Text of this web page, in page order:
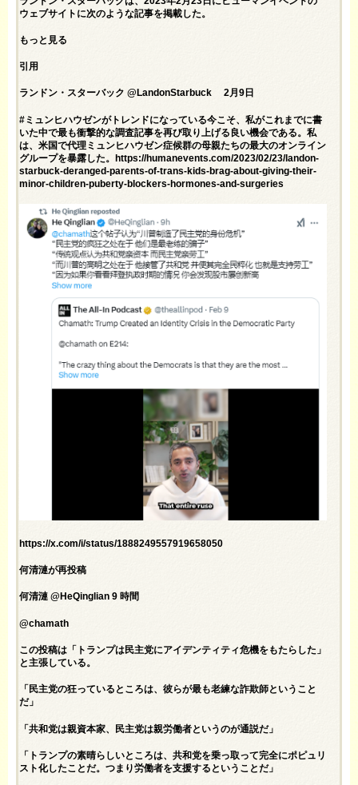
ウェブサイトに次のような記事を掲載した。
もっと見る
引用
ランドン・スターバック @LandonStarbuck 2月9日
#ミュンヒハウゼンがトレンドになっている今こそ、私がこれまでに書
いた中で最も衝撃的な調査記事を再び取り上げる良い機会である。私
は、米国で代理ミュンヒハウゼン症候群の母親たちの最大のオンライン
グループを暴露した。https://humanevents.com/2023/02/23/landon-
starbuck-deranged-parents-of-trans-kids-brag-about-giving-their-
minor-children-puberty-blockers-hormones-and-surgeries
https://x.com/i/status/1888249557919658050
何清漣が再投稿
何清漣 @HeQinglian 9 時間
@chamath
この投稿は「トランプは民主党にアイデンティティ危機をもたらした」
と主張している。
「民主党の狂っているところは、彼らが最も老練な詐欺師ということ
だ」
「共和党は親資本家、民主党は親労働者というのが通説だ」
「トランプの素晴らしいところは、共和党を乗っ取って完全にポピュリ
スト化したことだ。つまり労働者を支援するということだ」